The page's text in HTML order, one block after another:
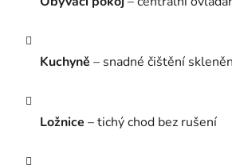
Kuchyně – snadné čištění
Ložnice – tichý chod bez rušení